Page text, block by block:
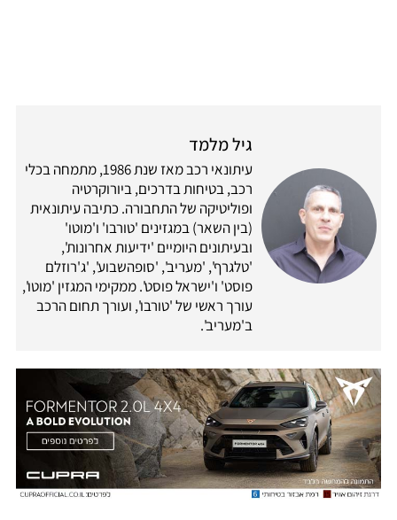
גיל מלמד
עיתונאי רכב מאז שנת 1986, מתמחה בכלי
רכב, בטיחות בדרכים, ביורוקרטיה
ופוליטיקה של התחבורה. כתיבה עיתונאית
(בין השאר) במגזינים 'טורבו' ו'מוטו'
ובעיתונים היומיים 'ידיעות אחרונות',
'טלגרף', 'מעריב', 'סופהשבוע', 'ג'רוזלם
פוסט' ו'ישראל פוסט'. ממקימי המגזין 'מוטו',
עורך ראשי של 'טורבו', ועורך תחום הרכב
ב'מעריב'.